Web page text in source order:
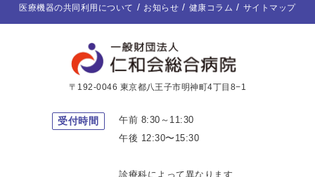
医療機器の共同利用について
お知らせ 健康コラム サイトマップ
〒192-0046 東京都八王子市明神町4丁目8−1
受付時間
午前 8:30～11:30
午後 12:30〜15:30
診療科によって異なります